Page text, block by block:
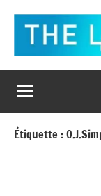
contenu
The
Link
Fwi
un
clic
Étiquette :